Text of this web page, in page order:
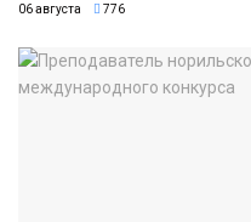
06 августа 776